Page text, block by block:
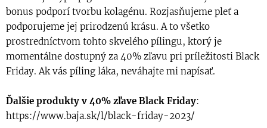
bonus podporí tvorbu kolagénu. Rozjasňujeme pleť a
podporujeme jej prirodzenú krásu. A to všetko
prostredníctvom tohto skvelého pílingu, ktorý je
momentálne dostupný za 40% zľavu pri príležitosti Black
Friday. Ak vás píling láka, neváhajte mi napísať.
Ďalšie produkty v 40% zľave Black Friday:
https://www.baja.sk/l/black-friday-2023/